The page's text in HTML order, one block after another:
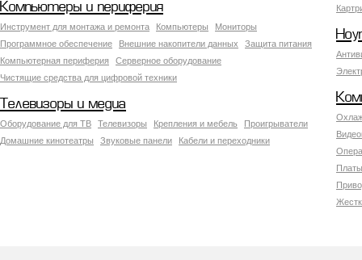
Компьютеры и периферия
Инструмент для монтажа и ремонта Компьютеры
Мониторы
Программное обеспечение
Внешние накопители данных
Защита питания
Компьютерная периферия
Серверное оборудование
Чистящие средства для цифровой техники
Телевизоры и медиа
Оборудование для ТВ Телевизоры Крепления и мебель
Проигрыватели
Домашние кинотеатры
Звуковые панели Кабели и переходники